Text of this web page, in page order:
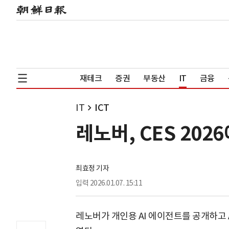
재테크 증권 부동산 IT 금융
IT ICT
레노버, CES
최효정 기자
입력 2026.01.07. 15:11
레노버가 개인용 AI 에이전트를 공개하